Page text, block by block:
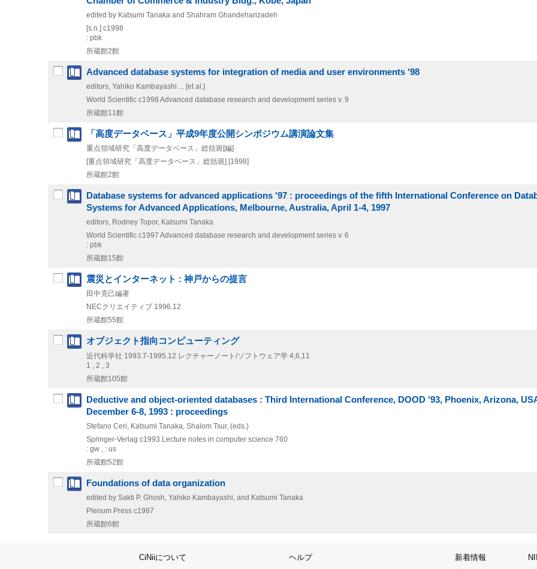
edited by Katsumi Tanaka and Shahram Ghandeharizadeh
[s.n.] c1998
: pbk
所蔵館2館
Advanced database systems for integration of media and user environments '98
editors, Yahiko Kambayashi ... [et al.]
World Scientific c1998 Advanced database research and development series v. 9
所蔵館11館
「高度データベース」平成9年度公開シンポジウム講演論文集
重点領域研究「高度データベース」総括斑[編]
[重点領域研究「高度データベース」総括斑] [1998]
所蔵館2館
Database systems for advanced applications '97 : proceedings of the fifth International Conference on
Systems for Advanced Applications, Melbourne, Australia, April 1-4, 1997
editors, Rodney Topor, Katsumi Tanaka
World Scientific c1997 Advanced database research and development series v. 6
: pbk
所蔵館15館
震災とインターネット : 神戸からの提言
田中克己編著
NECクリエイティブ 1996.12
所蔵館55館
オブジェクト指向コンピューティング
近代科学社 1993.7-1995.12 レクチャーノート/ソフトウェア学 4, 6, 11
1 , 2 , 3
所蔵館105館
Deductive and object-oriented databases : Third International Conference, DOOD '93, Phoenix, Arizona,
December 6-8, 1993 : proceedings
Stefano Ceri, Katsumi Tanaka, Shalom Tsur, (eds.)
Springer-Verlag c1993 Lecture notes in computer science 760
: gw , : us
所蔵館52館
Foundations of data organization
edited by Sakti P. Ghosh, Yahiko Kambayashi, and Katsumi Tanaka
Plenum Press c1987
所蔵館6館
CiNiiについて ヘルプ 新着情報